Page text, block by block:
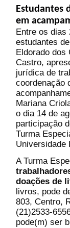
Estudantes
em
Entre os dias
estudantes
Eldorado
Castro,
jurídica de
coordenação
Mariana
o dia 14 de
participação
Turma
Universidade
A Turma
doações de
livros, pode
803, Centro,
(21)2533-
pode(m) ser